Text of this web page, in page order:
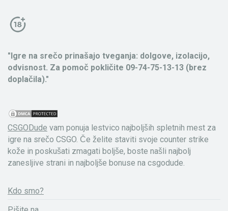
"Igre na srečo prinašajo tveganja: dolgove, izolacijo,
odvisnost. Za pomoč pokličite 09-74-75-13-13 (brez
doplačila)."
CSGODude vam ponuja lestvico najboljših spletnih mest za
igre na srečo CSGO. Če želite staviti svoje counter strike
kože in poskušati zmagati boljše, boste našli najbolj
zanesljive strani in najboljše bonuse na csgodude.
Kdo smo?